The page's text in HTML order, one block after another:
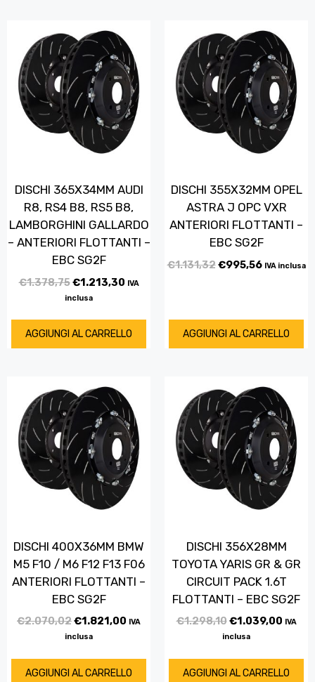
DISCHI 365X34MM AUDI
R8, RS4 B8, RS5 B8,
LAMBORGHINI GALLARDO
– ANTERIORI FLOTTANTI –
EBC SG2F
€1.378,75€1.213,30 IVA
inclusa
AGGIUNGI AL CARRELLO
DISCHI 355X32MM OPEL
ASTRA J OPC VXR
ANTERIORI FLOTTANTI –
EBC SG2F
€1.131,32€995,56 IVA inclusa
AGGIUNGI AL CARRELLO
DISCHI 400X36MM BMW
M5 F10 / M6 F12 F13 F06
ANTERIORI FLOTTANTI –
EBC SG2F
€2.070,02€1.821,00 IVA
inclusa
AGGIUNGI AL CARRELLO
DISCHI 356X28MM
TOYOTA YARIS GR & GR
CIRCUIT PACK 1.6T
FLOTTANTI – EBC SG2F
€1.298,10€1.039,00 IVA
inclusa
AGGIUNGI AL CARRELLO